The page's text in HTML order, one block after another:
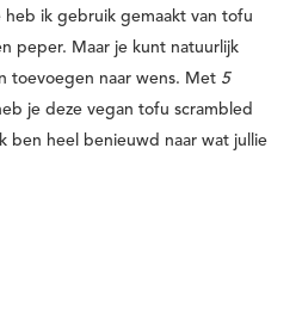
ik gebruik gemaakt van tofu
peper. Maar je kunt natuurlijk
toevoegen naar wens. Met 5
je deze vegan tofu scrambled
ben heel benieuwd naar wat jullie